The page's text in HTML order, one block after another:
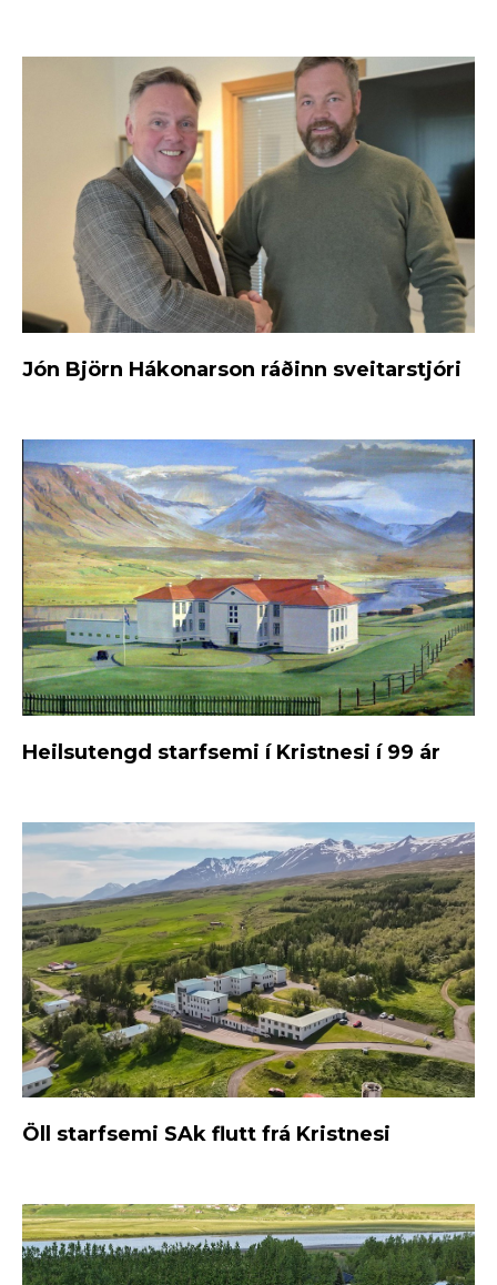
Jón Björn Hákonarson ráðinn sveitarstjóri
Heilsutengd starfsemi í Kristnesi í 99 ár
Öll starfsemi SAk flutt frá Kristnesi